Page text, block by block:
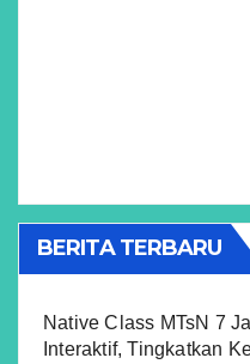
BERITA TERBARU
Native Class MTsN 7
Interaktif, Tingkatkan